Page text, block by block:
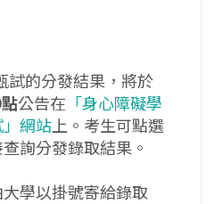
試的分發結果，將於
公告在 「身心障礙學
網站上。考生可點選
查詢分發錄取結果。
學以掛號寄給錄取